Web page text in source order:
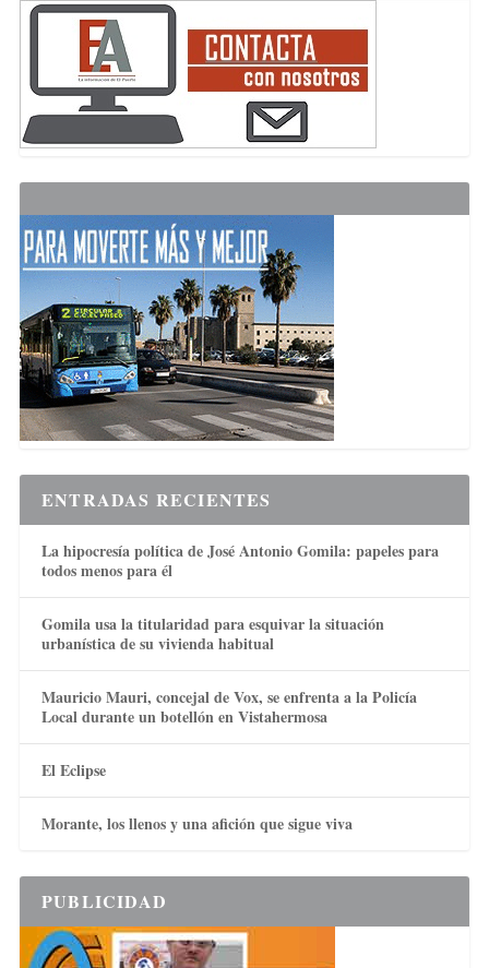
ENTRADAS RECIENTES
La hipocresía política de José Antonio Gomila: papeles para
todos menos para él
Gomila usa la titularidad para esquivar la situación
urbanística de su vivienda habitual
Mauricio Mauri, concejal de Vox, se enfrenta a la Policía
Local durante un botellón en Vistahermosa
El Eclipse
Morante, los llenos y una afición que sigue viva
PUBLICIDAD